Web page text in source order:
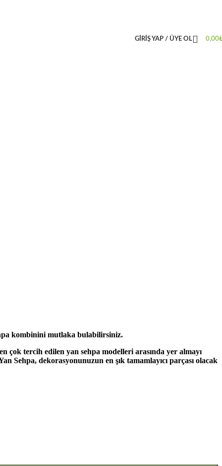
GIRIŞ YAP / ÜYE OL 0,00
kombinini mutlaka bulabilirsiniz.
çok tercih edilen yan sehpa modelleri arasında yer almayı
Sehpa, dekorasyonunuzun en şık tamamlayıcı parçası olacak